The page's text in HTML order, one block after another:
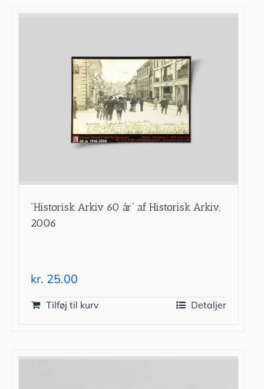
”Historisk Arkiv 60 år” af Historisk Arkiv,
2006
kr. 25.00
Tilføj til kurv Detaljer